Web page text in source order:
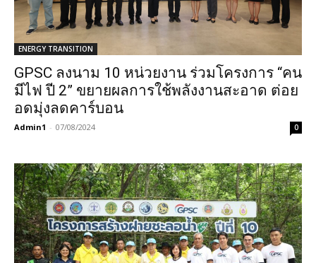
ENERGY TRANSITION
GPSC ลงนาม 10 หน่วยงาน ร่วมโครงการ “คน
มีไฟ ปี 2” ขยายผลการใช้พลังงานสะอาด ต่อย
อดมุ่งลดคาร์บอน
Admin1 - 07/08/2024 0